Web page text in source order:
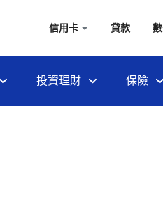
信用卡 貸款
投資理財 保險